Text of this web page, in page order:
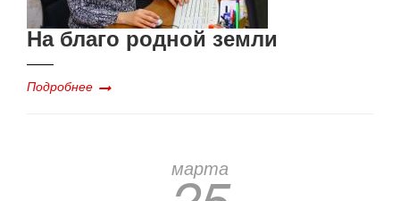
На благо родной земли
Подробнее
марта